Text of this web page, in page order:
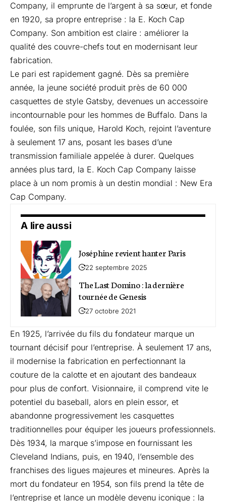
Company, il emprunte de l’argent à sa sœur, et fonde
en 1920, sa propre entreprise : la E. Koch Cap
Company. Son ambition est claire : améliorer la
qualité des couvre-chefs tout en modernisant leur
fabrication.
Le pari est rapidement gagné. Dès sa première
année, la jeune société produit près de 60 000
casquettes de style Gatsby, devenues un accessoire
incontournable pour les hommes de Buffalo. Dans la
foulée, son fils unique, Harold Koch, rejoint l’aventure
à seulement 17 ans, posant les bases d’une
transmission familiale appelée à durer. Quelques
années plus tard, la E. Koch Cap Company laisse
place à un nom promis à un destin mondial : New Era
Cap Company.
A lire aussi
Joséphine revient hanter Paris
22 septembre 2025
The Last Domino : la dernière
tournée de Genesis
27 octobre 2021
En 1925, l’arrivée du fils du fondateur marque un
tournant décisif pour l’entreprise. À seulement 17 ans,
il modernise la fabrication en perfectionnant la
couture de la calotte et en ajoutant des bandeaux
pour plus de confort. Visionnaire, il comprend vite le
potentiel du baseball, alors en plein essor, et
abandonne progressivement les casquettes
traditionnelles pour équiper les joueurs professionnels.
Dès 1934, la marque s’impose en fournissant les
Cleveland Indians, puis, en 1940, l’ensemble des
franchises des ligues majeures et mineures. Après la
mort du fondateur en 1954, son fils prend la tête de
l’entreprise et lance un modèle devenu iconique : la